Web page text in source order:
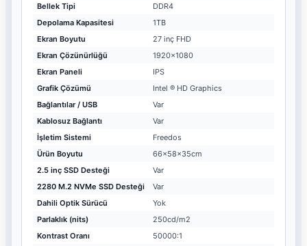
Bellek Tipi
DDR4
Depolama Kapasitesi
1TB
Ekran Boyutu
27 inç FHD
Ekran Çözünürlüğü
1920x1080
Ekran Paneli
IPS
Grafik Çözümü
Intel ® HD Graphics
Bağlantılar / USB
Var
Kablosuz Bağlantı
Var
İşletim Sistemi
Freedos
Ürün Boyutu
66x58x35cm
2.5 inç SSD Desteği
Var
2280 M.2 NVMe SSD Desteği
Var
Dahili Optik Sürücü
Yok
Parlaklık (nits)
250cd/m2
Kontrast Oranı
50000:1